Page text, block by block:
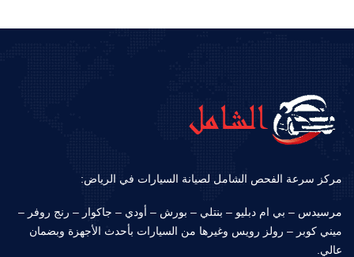
مركز سرعة الفحص الشامل لصيانة السيارات في الرياض:
مرسيدس – بي ام دبليو – بنتلي – بورش – أودي – جاكوار – رنج روفر –
ميني كوبر – رولز رويس وغيرها من السيارات بأحدث الأجهزة وبضمان
عالي.